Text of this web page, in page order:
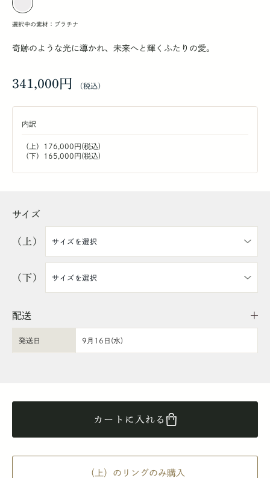
選択中の素材： プラチナ
奇跡のような光に導かれ、未来へと輝くふたりの愛。
341,000円
内訳
（上）176,000円(税込)
（下）165,000円(税込)
サイズ
（上）
（下）
配送
発送日 9月16日(水)
カートに入れる
（上）のリングのみ購入